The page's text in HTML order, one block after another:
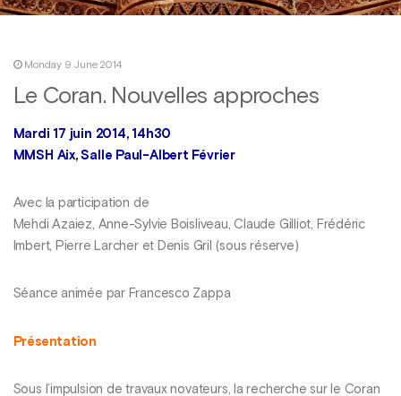
Monday 9 June 2014
Le Coran. Nouvelles approches
Mardi 17 juin 2014, 14h30
MMSH Aix, Salle Paul-Albert Février
Avec la participation de
Mehdi Azaiez, Anne-Sylvie Boisliveau, Claude Gilliot, Frédéric
Imbert, Pierre Larcher et Denis Gril (sous réserve)
Séance animée par Francesco Zappa
Présentation
Sous l’impulsion de travaux novateurs, la recherche sur le Coran